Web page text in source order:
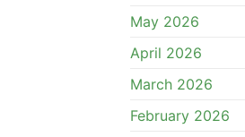
May 2026
April 2026
March 2026
February 2026